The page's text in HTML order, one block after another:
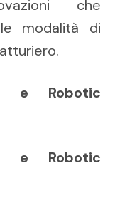
che
modalità di
e Robotic
e Robotic